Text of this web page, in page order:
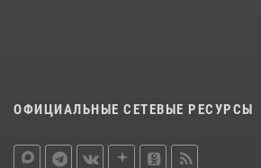
ОФИЦИАЛЬНЫЕ СЕТЕВЫЕ РЕСУРСЫ